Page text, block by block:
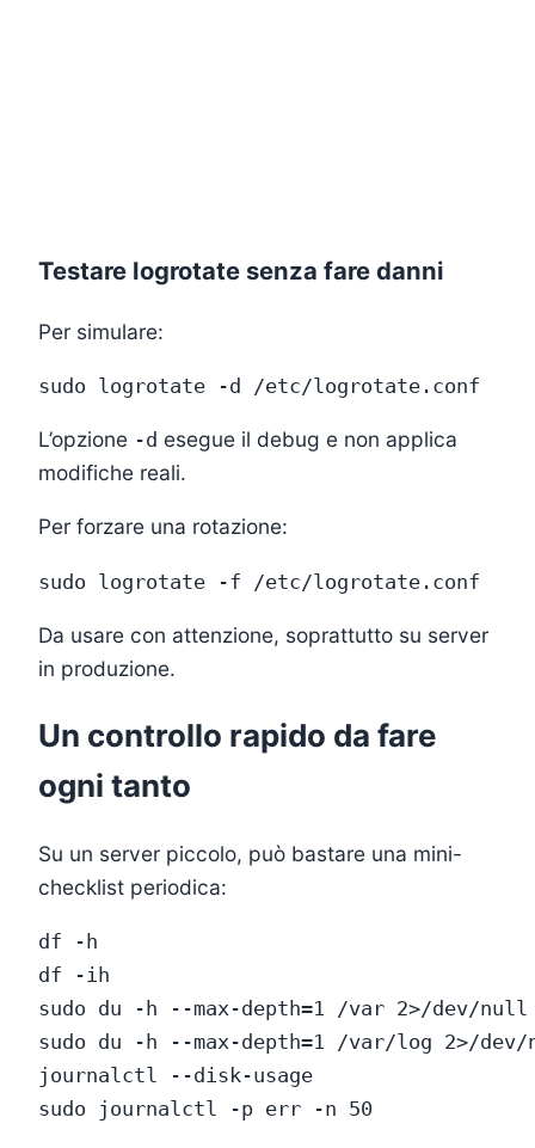
Testare logrotate senza fare danni
Per simulare:
L’opzione -d esegue il debug e non applica
modifiche reali.
Per forzare una rotazione:
Da usare con attenzione, soprattutto su server
in produzione.
Un controllo rapido da fare
ogni tanto
Su un server piccolo, può bastare una mini-
checklist periodica:
df -h
df -ih
sudo du -h --max-depth=1 /var 2>/dev/
sudo du -h --max-depth=1 /var/log 2>/
journalctl --disk-usage